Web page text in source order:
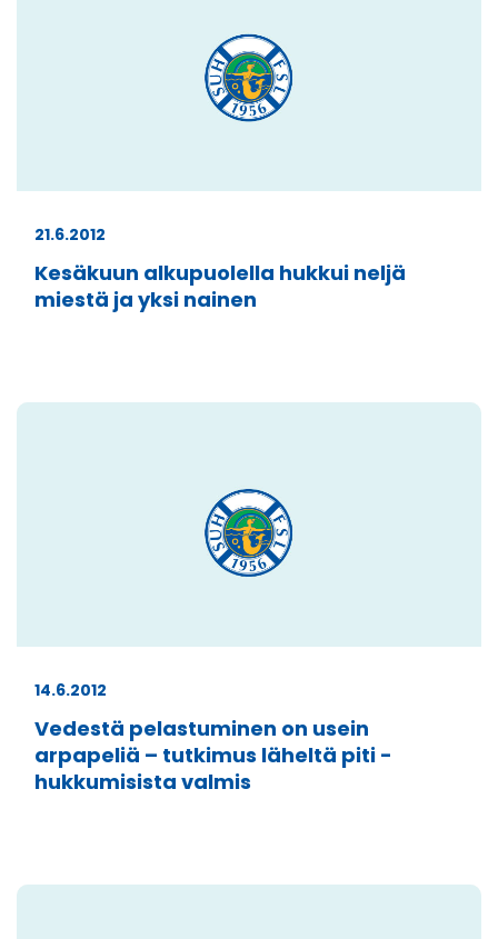
21.6.2012
Kesäkuun alkupuolella hukkui neljä
miestä ja yksi nainen
14.6.2012
Vedestä pelastuminen on usein
arpapeliä – tutkimus läheltä piti -
hukkumisista valmis